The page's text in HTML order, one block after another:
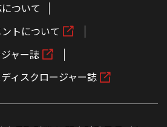
ついて
トについて
ャー誌
ィスクロージャー誌